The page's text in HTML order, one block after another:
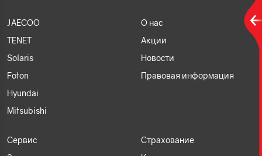
JAECOO
TENET
Solaris
Foton
Hyundai
Mitsubishi
О нас
Акции
Новости
Правовая информация
Сервис
Страхование